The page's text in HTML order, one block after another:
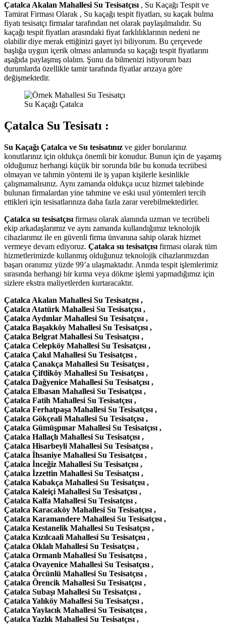
Çatalca Akalan Mahallesi Su Tesisatçısı , Su Kaçağı Tespit ve
Tamirat Firması Olarak , Su kaçağı tespit fiyatları, su kaçak bulma
fiyatı tesisatçı firmalar tarafından net olarak paylaşılmalıdır. Su
kaçağı tespit fiyatları arasındaki fiyat farklılıklarının nedeni ne
olabilir diye merak ettiğinizi gayet iyi biliyorum. Bu çerçevede
başlığa uygun içerik olması anlamında su kaçağı tespit fiyatlarını
aşağıda paylaşmış olalım. Şunu da bilmenizi istiyorum bazı
durumlarda özellikle tamir tarafında fiyatlar arızaya göre
değişmektedir.
Su Kaçağı Çatalca
Çatalca Su Tesisatı :
Su Kaçağı Çatalca ve Su tesisatınız ve gider borularınız
konutlarınız için oldukça önemli bir konudur. Bunun için de yaşamış
olduğunuz herhangi küçük bir sorunda bile bu konuda tecrübesi
olmayan ve tahmin yöntemi ile iş yapan kişilerle kesinlikle
çalışmamalısınız. Aynı zamanda oldukça ucuz hizmet talebinde
bulunan firmalardan yine tahmine ve eski usul yöntemleri tercih
ettikleri için tesisatlarınıza daha fazla zarar verebilmektedirler.
Çatalca su tesisatçısı firması olarak alanında uzman ve tecrübeli
ekip arkadaşlarımız ve aynı zamanda kullandığımız teknolojik
cihazlarımız ile en güvenli firma ünvanına sahip olarak hizmet
vermeye devam ediyoruz. Çatalca su tesisatçısı firması olarak tüm
hizmetlerimizde kullanmış olduğunuz teknolojik cihazlarımızdan
başarı oranımız yüzde 99’a ulaşmaktadır. Anında tespit işlemlerimiz
sırasında herhangi bir kırma veya dökme işlemi yapmadığımız için
sizlere ekstra maliyetlerden kurtaracaktır.
Çatalca Akalan Mahallesi Su Tesisatçısı ,
Çatalca Atatürk Mahallesi Su Tesisatçısı ,
Çatalca Aydınlar Mahallesi Su Tesisatçısı ,
Çatalca Başakköy Mahallesi Su Tesisatçısı ,
Çatalca Belgrat Mahallesi Su Tesisatçısı ,
Çatalca Celepköy Mahallesi Su Tesisatçısı ,
Çatalca Çakıl Mahallesi Su Tesisatçısı ,
Çatalca Çanakça Mahallesi Su Tesisatçısı ,
Çatalca Çiftliköy Mahallesi Su Tesisatçısı ,
Çatalca Dağyenice Mahallesi Su Tesisatçısı ,
Çatalca Elbasan Mahallesi Su Tesisatçısı ,
Çatalca Fatih Mahallesi Su Tesisatçısı ,
Çatalca Ferhatpaşa Mahallesi Su Tesisatçısı ,
Çatalca Gökçeali Mahallesi Su Tesisatçısı ,
Çatalca Gümüşpınar Mahallesi Su Tesisatçısı ,
Çatalca Hallaçlı Mahallesi Su Tesisatçısı ,
Çatalca Hisarbeyli Mahallesi Su Tesisatçısı ,
Çatalca İhsaniye Mahallesi Su Tesisatçısı ,
Çatalca İnceğiz Mahallesi Su Tesisatçısı ,
Çatalca İzzettin Mahallesi Su Tesisatçısı ,
Çatalca Kabakça Mahallesi Su Tesisatçısı ,
Çatalca Kaleiçi Mahallesi Su Tesisatçısı ,
Çatalca Kalfa Mahallesi Su Tesisatçısı ,
Çatalca Karacaköy Mahallesi Su Tesisatçısı ,
Çatalca Karamandere Mahallesi Su Tesisatçısı ,
Çatalca Kestanelik Mahallesi Su Tesisatçısı ,
Çatalca Kızılcaali Mahallesi Su Tesisatçısı ,
Çatalca Oklalı Mahallesi Su Tesisatçısı ,
Çatalca Ormanlı Mahallesi Su Tesisatçısı ,
Çatalca Ovayenice Mahallesi Su Tesisatçısı ,
Çatalca Örcünlü Mahallesi Su Tesisatçısı ,
Çatalca Örencik Mahallesi Su Tesisatçısı ,
Çatalca Subaşı Mahallesi Su Tesisatçısı ,
Çatalca Yalıköy Mahallesi Su Tesisatçısı ,
Çatalca Yaylacık Mahallesi Su Tesisatçısı ,
Çatalca Yazlık Mahallesi Su Tesisatçısı ,